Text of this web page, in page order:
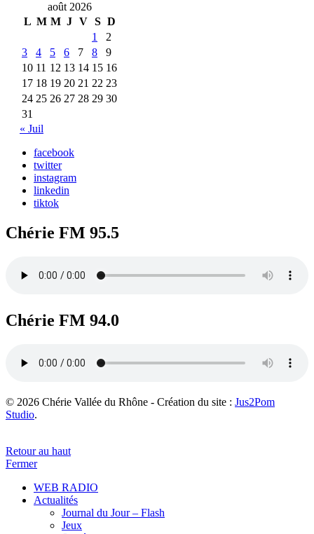
août 2026
L M M J V S D
1
2
3
4 5 6 7 8
9
10 11 12 13 14 15 16
17 18 19 20 21 22 23
24 25 26 27 28 29 30
31
« Juil
facebook
twitter
instagram
linkedin
tiktok
Chérie FM 95.5
Chérie FM 94.0
© 2026 Chérie Vallée du Rhône - Création du site : Jus2Pom
Studio.
Retour au haut
Fermer
WEB RADIO
Actualités
Journal du Jour – Flash
Jeux